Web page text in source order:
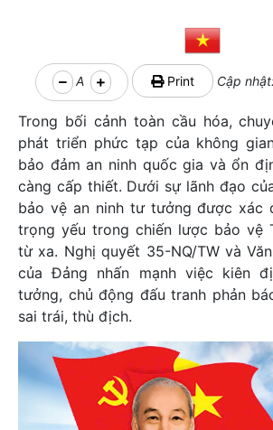
A Print Cập
Trong bối cảnh toàn cầu hóa,
phát triển phức tạp của không
bảo đảm an ninh quốc gia và ổn
càng cấp thiết. Dưới sự lãnh đạo
bảo vệ an ninh tư tưởng được xác
trọng yếu trong chiến lược bảo vệ
từ xa. Nghị quyết 35-NQ/TW và
của Đảng nhấn mạnh việc kiên
tưởng, chủ động đấu tranh phản
sai trái, thù địch.